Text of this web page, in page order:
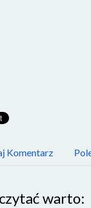
Komentarz
warto: